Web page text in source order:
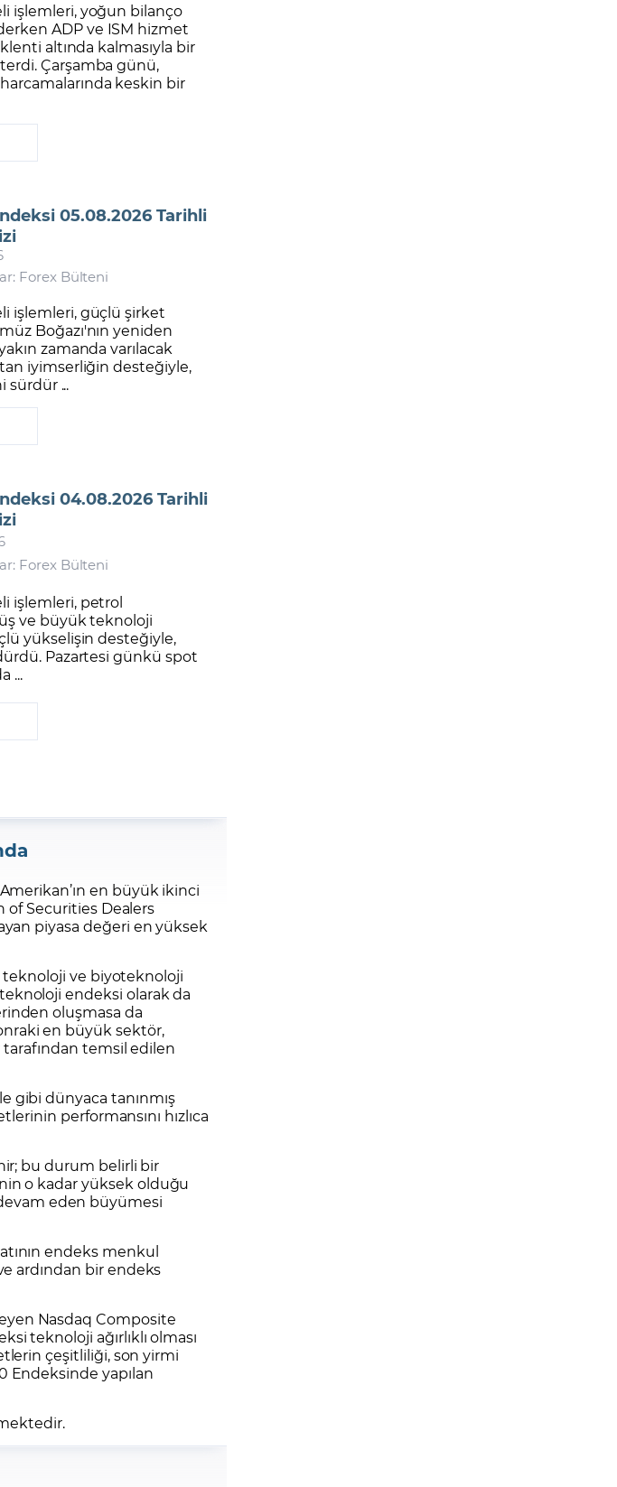
işlemleri, yoğun bilanço
ADP ve ISM hizmet
altında kalmasıyla bir
Çarşamba günü,
keskin bir
05.08.2026 Tarihli
Forex Bülteni
işlemleri, güçlü şirket
Boğazı'nın yeniden
zamanda varılacak
iyimserliğin desteğiyle,
sürdür ...
04.08.2026 Tarihli
Forex Bülteni
işlemleri, petrol
ve büyük teknoloji
yükselişin desteğiyle,
Pazartesi günkü spot
...
en büyük ikinci
of Securities Dealers
piyasa değeri en yüksek
teknoloji ve biyoteknoloji
teknoloji endeksi olarak da
oluşmasa da
en büyük sektör,
temsil edilen
gibi dünyaca tanınmış
performansını hızlıca
bu durum belirli bir
o kadar yüksek olduğu
eden büyümesi
endeks menkul
ardından bir endeks
Nasdaq Composite
teknoloji ağırlıklı olması
çeşitliliği, son yirmi
Endeksinde yapılan